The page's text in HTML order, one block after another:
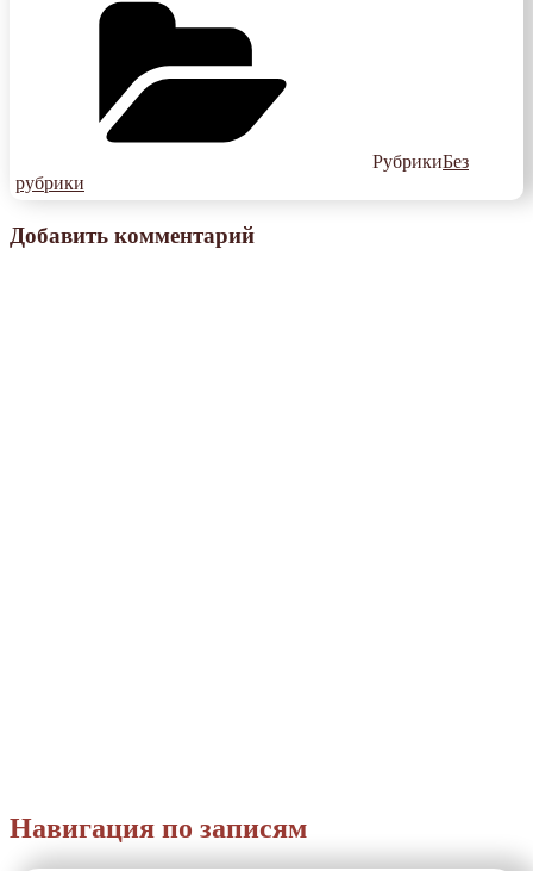
РубрикиБез
рубрики
Добавить комментарий
Навигация по записям